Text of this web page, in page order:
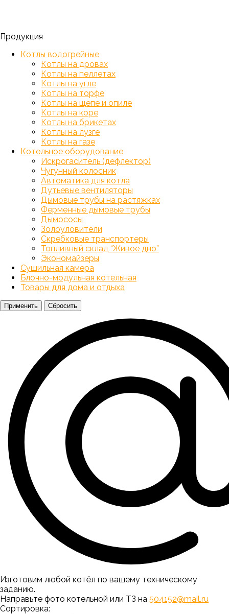
Продукция
Котлы водогрейные
Котлы на дровах
Котлы на пеллетах
Котлы на угле
Котлы на торфе
Котлы на щепе и опиле
Котлы на коре
Котлы на брикетах
Котлы на лузге
Котлы на газе
Котельное оборудование
Искрогаситель (дефлектор)
Чугунный колосник
Автоматика для котла
Дутьевые вентиляторы
Дымовые трубы на растяжках
Ферменные дымовые трубы
Дымососы
Золоуловители
Скребковые транспортеры
Топливный склад “Живое дно”
Экономайзеры
Сушильная камера
Блочно-модульная котельная
Товары для дома и отдыха
Применить Сбросить
Изготовим любой котёл по вашему техническому
заданию.
Направьте фото котельной или ТЗ на 504152@mail.ru
Сортировка: